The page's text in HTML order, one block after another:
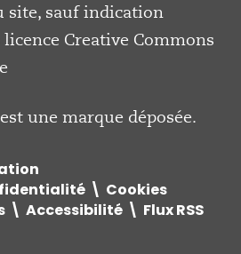
site, sauf indication
Creative Commons
une marque déposée.
Cookies
Accessibilité
Flux RSS